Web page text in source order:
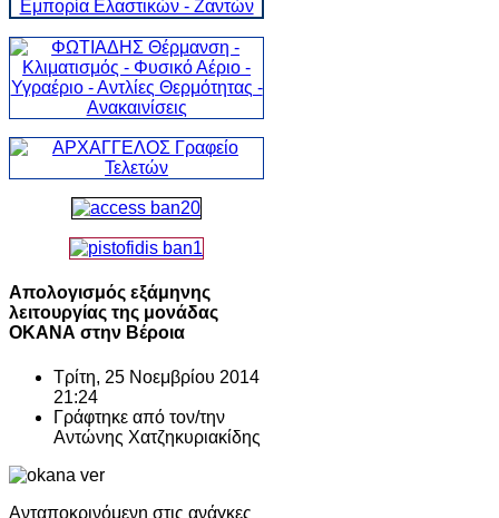
Απολογισμός εξάμηνης
λειτουργίας της μονάδας
ΟΚΑΝΑ στην Βέροια
Τρίτη, 25 Νοεμβρίου 2014
21:24
Γράφτηκε από τον/την
Αντώνης Χατζηκυριακίδης
Ανταποκρινόμενη στις ανάγκες